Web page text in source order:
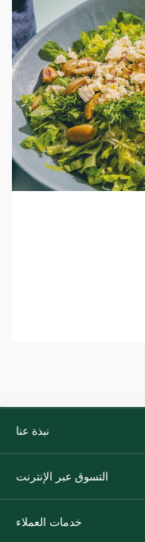
نبذة عنا
التسوق عبر الإنترنت
خدمات العملاء